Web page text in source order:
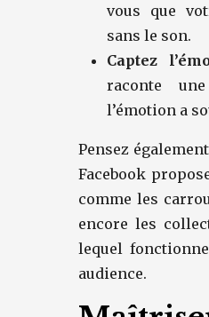
vous que
sans le son.
Captez
raconte
l’émotion a
Pensez
Facebook
comme les
encore les
lequel
audience.